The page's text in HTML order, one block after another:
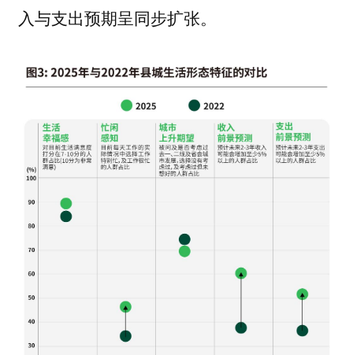
入与支出预期呈同步扩张。